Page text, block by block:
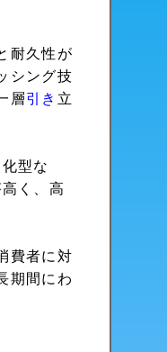
耐久性が
シング技
層引き 立
型な
く、高
費者に対
期間にわ